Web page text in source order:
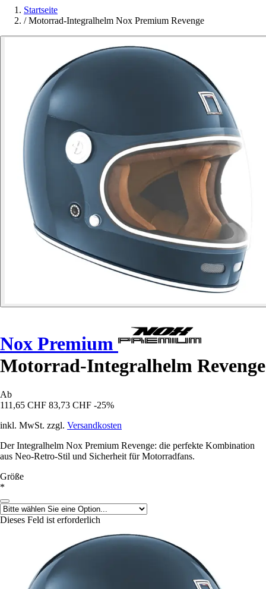
Startseite
/ Motorrad-Integralhelm Nox Premium Revenge
Nox Premium
Motorrad-Integralhelm Revenge
Ab
111,65 CHF 83,73 CHF -25%
inkl. MwSt. zzgl. Versandkosten
Der Integralhelm Nox Premium Revenge: die perfekte Kombination
aus Neo-Retro-Stil und Sicherheit für Motorradfans.
Größe
*
Dieses Feld ist erforderlich